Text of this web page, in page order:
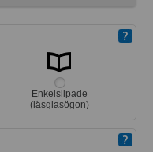
Enkelslipade
(läsglasögon)